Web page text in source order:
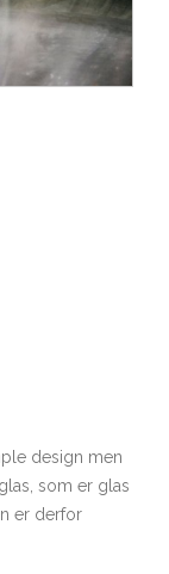
design men
som er glas
er derfor